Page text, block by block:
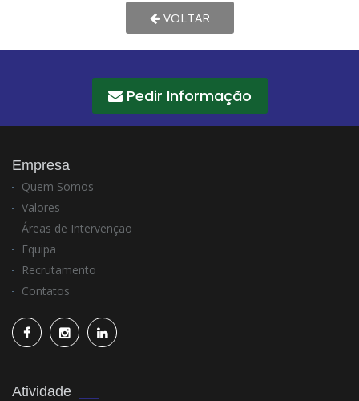
VOLTAR
Pedir Informação
Empresa
Quem Somos
Valores
Áreas de Intervenção
Equipa
Recrutamento
Contatos
Atividade